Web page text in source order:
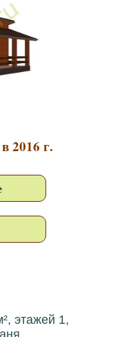
2016 г.
этажей 1,